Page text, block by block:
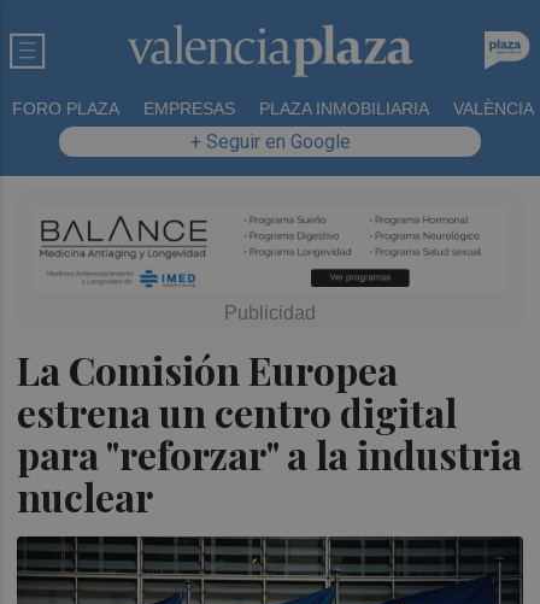
FORO PLAZA EMPRESAS PLAZA INMOBILIARIA VALÈNCIA
+ Seguir en Google
La Comisión Europea
estrena un centro digital
para "reforzar" a la industria
nuclear